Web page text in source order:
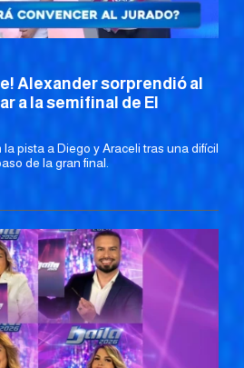
Alexander sorprendió al
a la semifinal de El
pista a Diego y Araceli tras una difícil
de la gran final.